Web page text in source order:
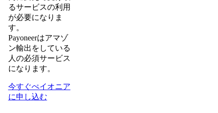
るサービスの利用
が必要になりま
す。
Payoneerはアマゾ
ン輸出をしている
人の必須サービス
になります。
今すぐぺイオニア
に申し込む